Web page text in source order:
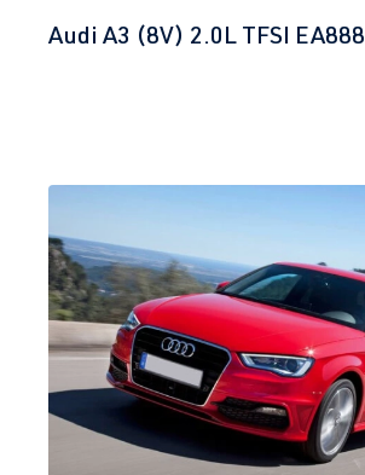
Audi A3 (8V) 2.0L TFSI